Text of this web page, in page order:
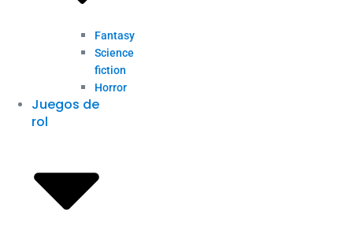
Fantasy
Science
fiction
Horror
Juegos de
rol